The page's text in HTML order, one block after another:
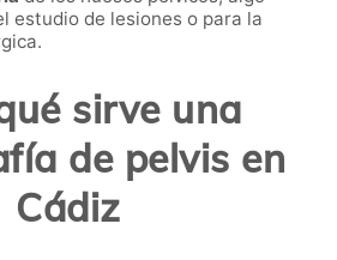
estudio de lesiones o para la
sirve una
de pelvis en
Cádiz